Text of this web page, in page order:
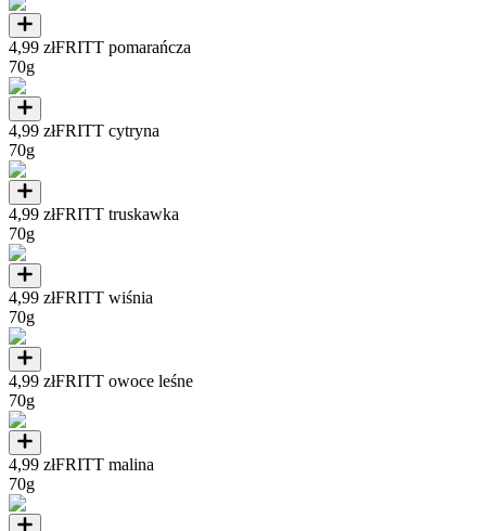
4,99 złFRITT pomarańcza
70g
4,99 złFRITT cytryna
70g
4,99 złFRITT truskawka
70g
4,99 złFRITT wiśnia
70g
4,99 złFRITT owoce leśne
70g
4,99 złFRITT malina
70g